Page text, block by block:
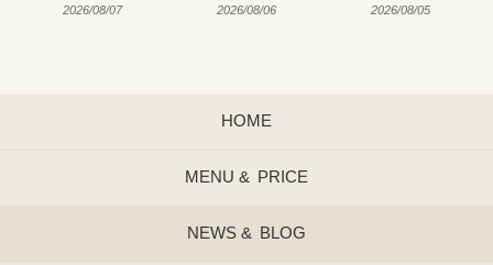
2026/08/07 2026/08/06 2026/08/05
HOME
MENU & PRICE
NEWS & BLOG